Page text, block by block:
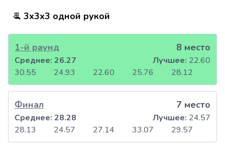
3x3x3 одной рукой
1-й раунд 8 место
30.55 24.93 22.60 25.76 28.12
Среднее: 26.27 Лучшее: 22.60
Финал 7 место
28.13 24.57 27.14 33.07 29.57
Среднее: 28.28 Лучшее: 24.57